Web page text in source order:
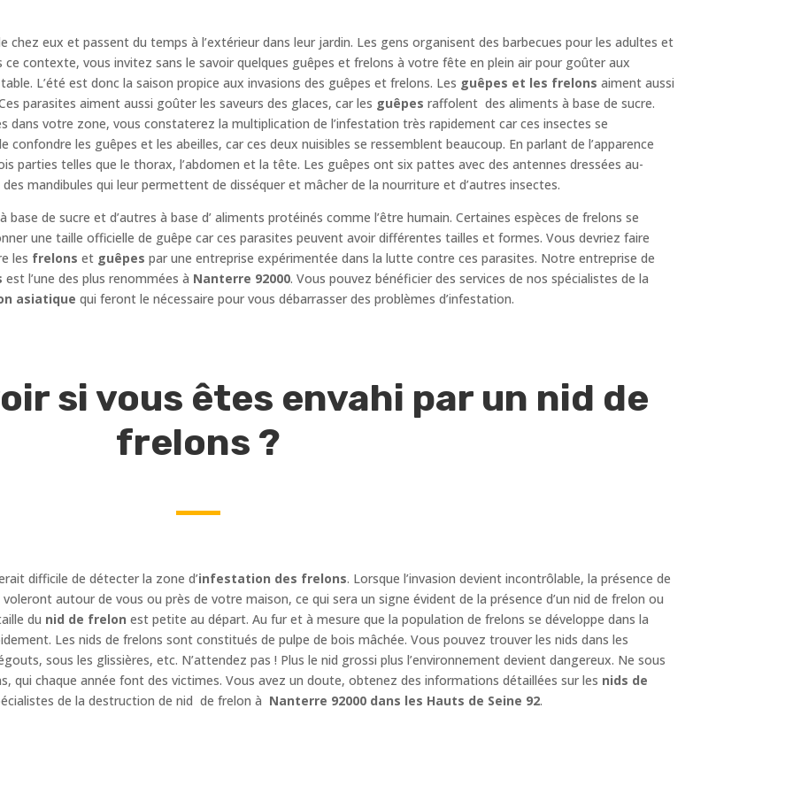
chez eux et passent du temps à l’extérieur dans leur jardin. Les gens organisent des barbecues pour les adultes et
contexte, vous invitez sans le savoir quelques guêpes et frelons à votre fête en plein air pour goûter aux
L’été est donc la saison propice aux invasions des guêpes et frelons. Les guêpes et les frelons aiment aussi
parasites aiment aussi goûter les saveurs des glaces, car les guêpes raffolent des aliments à base de sucre.
dans votre zone, vous constaterez la multiplication de l’infestation très rapidement car ces insectes se
les guêpes et les abeilles, car ces deux nuisibles se ressemblent beaucoup. En parlant de l’apparence
parties telles que le thorax, l’abdomen et la tête. Les guêpes ont six pattes avec des antennes dressées au-
mandibules qui leur permettent de disséquer et mâcher de la nourriture et d’autres insectes.
de sucre et d’autres à base d’ aliments protéinés comme l’être humain. Certaines espèces de frelons se
une taille officielle de guêpe car ces parasites peuvent avoir différentes tailles et formes. Vous devriez faire
les frelons et guêpes par une entreprise expérimentée dans la lutte contre ces parasites. Notre entreprise de
est l’une des plus renommées à Nanterre 92000. Vous pouvez bénéficier des services de nos spécialistes de la
asiatique qui feront le nécessaire pour vous débarrasser des problèmes d’infestation.
si vous êtes envahi par un nid de
frelons ?
difficile de détecter la zone d’infestation des frelons. Lorsque l’invasion devient incontrôlable, la présence de
autour de vous ou près de votre maison, ce qui sera un signe évident de la présence d’un nid de frelon ou
du nid de frelon est petite au départ. Au fur et à mesure que la population de frelons se développe dans la
Les nids de frelons sont constitués de pulpe de bois mâchée. Vous pouvez trouver les nids dans les
sous les glissières, etc. N’attendez pas ! Plus le nid grossi plus l’environnement devient dangereux. Ne sous
qui chaque année font des victimes. Vous avez un doute, obtenez des informations détaillées sur les nids de
de la destruction de nid de frelon à Nanterre 92000 dans les Hauts de Seine 92.